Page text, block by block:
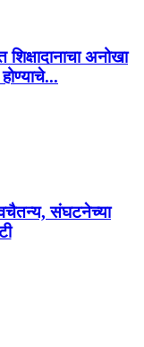
शिक्षादानाचा अनोखा
संघटनेच्या